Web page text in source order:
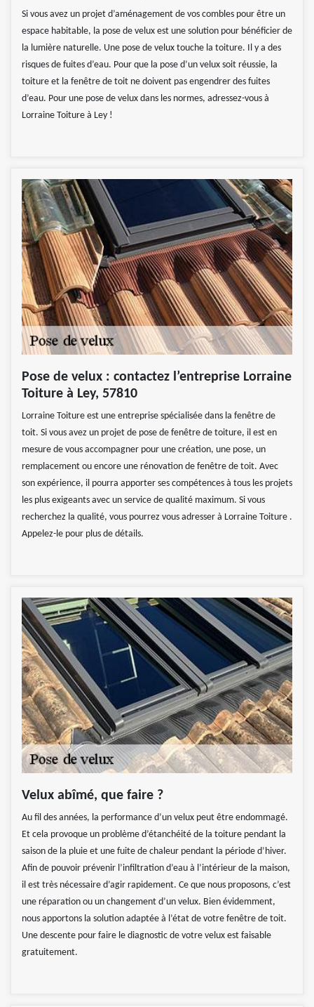
Si vous avez un projet d’aménagement de vos combles pour être un
espace habitable, la pose de velux est une solution pour bénéficier de
la lumière naturelle. Une pose de velux touche la toiture. Il y a des
risques de fuites d’eau. Pour que la pose d’un velux soit réussie, la
toiture et la fenêtre de toit ne doivent pas engendrer des fuites
d’eau. Pour une pose de velux dans les normes, adressez-vous à
Lorraine Toiture à Ley !
Pose de velux : contactez l’entreprise Lorraine
Toiture à Ley, 57810
Lorraine Toiture est une entreprise spécialisée dans la fenêtre de
toit. Si vous avez un projet de pose de fenêtre de toiture, il est en
mesure de vous accompagner pour une création, une pose, un
remplacement ou encore une rénovation de fenêtre de toit. Avec
son expérience, il pourra apporter ses compétences à tous les projets
les plus exigeants avec un service de qualité maximum. Si vous
recherchez la qualité, vous pourrez vous adresser à Lorraine Toiture .
Appelez-le pour plus de détails.
Velux abîmé, que faire ?
Au fil des années, la performance d’un velux peut être endommagé.
Et cela provoque un problème d’étanchéité de la toiture pendant la
saison de la pluie et une fuite de chaleur pendant la période d’hiver.
Afin de pouvoir prévenir l’infiltration d’eau à l’intérieur de la maison,
il est très nécessaire d’agir rapidement. Ce que nous proposons, c’est
une réparation ou un changement d’un velux. Bien évidemment,
nous apportons la solution adaptée à l’état de votre fenêtre de toit.
Une descente pour faire le diagnostic de votre velux est faisable
gratuitement.